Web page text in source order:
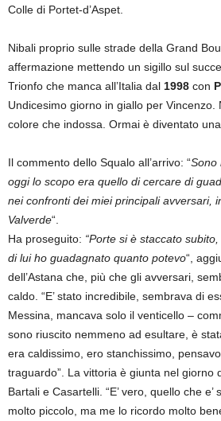
Colle di Portet-d’Aspet.
Nibali proprio sulle strade della Grand
affermazione mettendo un sigillo sul
Trionfo che manca all’Italia dal 1998 con
Undicesimo giorno in giallo per Vincenzo.
colore che indossa. Ormai è diventato
Il commento dello Squalo all’arrivo: “Sono
oggi lo scopo era quello di cercare di
nei confronti dei miei principali avversari,
Valverde“.
Ha proseguito: “Porte si è staccato
di lui ho guadagnato quanto potevo“,
dell’Astana che, più che gli avversari,
caldo. “E’ stato incredibile, sembrava di
Messina, mancava solo il venticello –
sono riuscito nemmeno ad esultare, è
era caldissimo, ero stanchissimo,
traguardo”. La vittoria è giunta nel giorno
Bartali e Casartelli. “E’ vero, quello che
molto piccolo, ma me lo ricordo molto